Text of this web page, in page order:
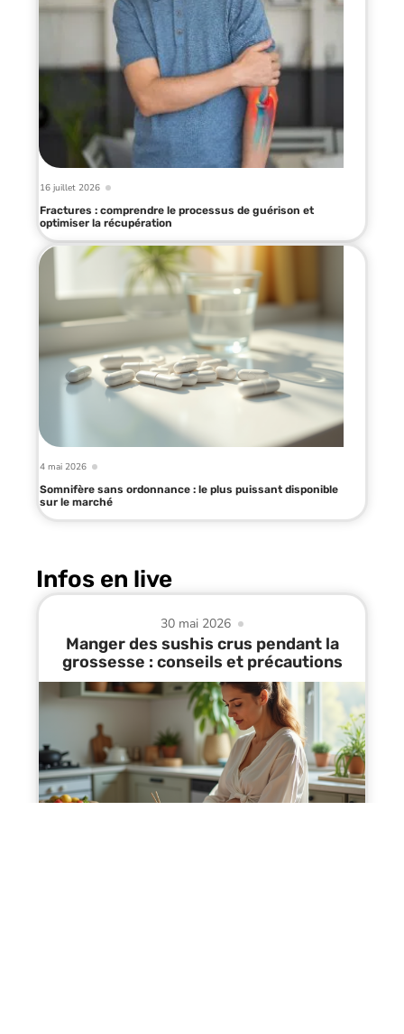
16 juillet 2026
Fractures : comprendre le processus de guérison et
optimiser la récupération
4 mai 2026
Somnifère sans ordonnance : le plus puissant disponible
sur le marché
Infos en live
30 mai 2026
Manger des sushis crus pendant la
grossesse : conseils et précautions